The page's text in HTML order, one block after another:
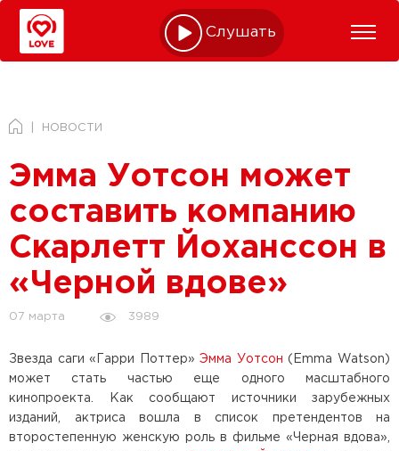
Слушать online
НОВОСТИ
Эмма Уотсон может
составить компанию
Скарлетт Йоханссон в
«Черной вдове»
07 марта 3989
Звезда саги «Гарри Поттер»Эмма Уотсон (Emma Watson)
может стать частью еще одного масштабного
кинопроекта. Как сообщают источники зарубежных
изданий, актриса вошла в список претендентов на
второстепенную женскую роль в фильме «Черная вдова»,